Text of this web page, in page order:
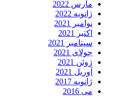
مارس 2022
ژانویه 2022
نوامبر 2021
اکتبر 2021
سپتامبر 2021
جولای 2021
ژوئن 2021
آوریل 2021
ژانویه 2017
می 2016